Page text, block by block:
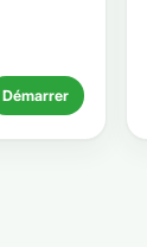
Démarrer